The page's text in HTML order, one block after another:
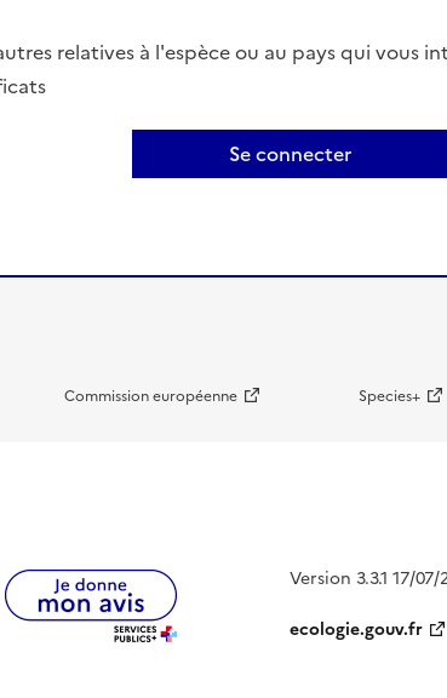
relatives à l'espèce ou au pays qui vous
Se connecter
Commission européenne Species+
Version 3.3.1 17/07/
ecologie.gouv.fr